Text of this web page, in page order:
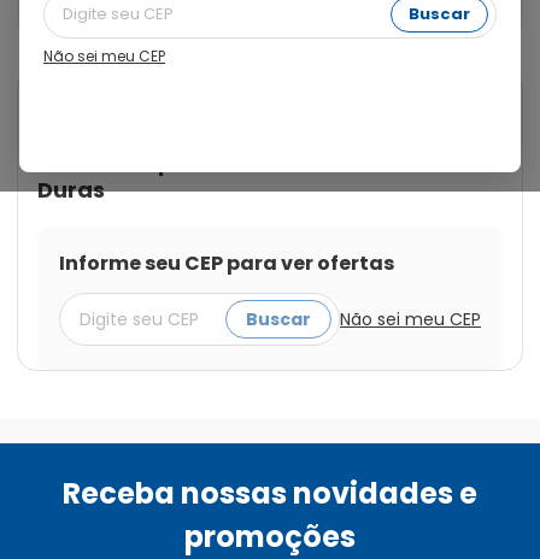
Buscar
Não sei meu CEP
Cápsulas Gelatinosas Duras
Duras
Informe seu CEP para ver ofertas
Buscar Não sei meu CEP
Receba nossas novidades e
promoções